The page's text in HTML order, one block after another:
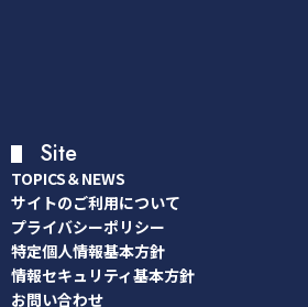
Site
TOPICS＆NEWS
TOPICS＆NEWS
サイトのご利用について
サイトのご利用について
プライバシーポリシー
プライバシーポリシー
特定個人情報基本方針
特定個人情報基本方針
情報セキュリティ基本方針
情報セキュリティ基本方針
お問い合わせ